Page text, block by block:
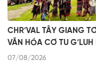
CHR’VAL TÂY GIANG
VĂN HÓA CƠ TU G’LUH I
07/08/2026